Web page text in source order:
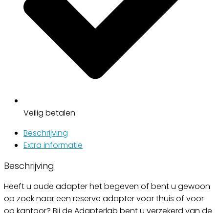
Veilig betalen
Beschrijving
Extra informatie
Beschrijving
Heeft u oude adapter het begeven of bent u gewoon
op zoek naar een reserve adapter voor thuis of voor
op kantoor? Bij de Adapterlab bent u verzekerd van de